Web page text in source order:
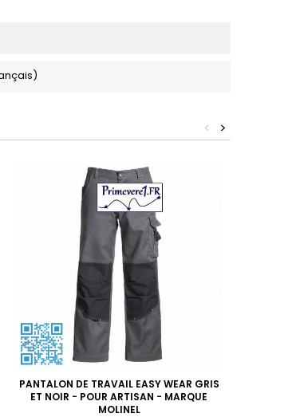
>
<
PANTALON DE TRAVAIL EASY WEAR GRIS
ET NOIR - POUR ARTISAN - MARQUE
MOLINEL